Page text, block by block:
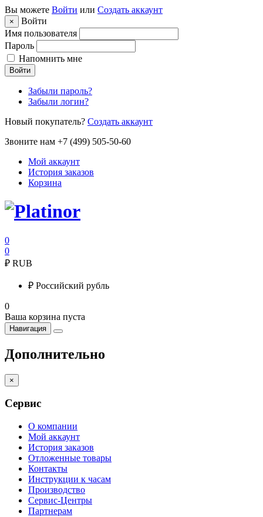
Вы можете Войти или Создать аккаунт
×
Войти
Имя пользователя
Пароль
Напомнить мне
Войти
Забыли пароль?
Забыли логин?
Новый покупатель? Создать аккаунт
Звоните нам +7 (499) 505-50-60
Мой аккаунт
История заказов
Корзина
0
0
₽ RUB
₽ Российский рубль
0
Ваша корзина пуста
Навигация
Дополнительно
×
Сервис
О компании
Мой аккаунт
История заказов
Отложенные товары
Контакты
Инструкции к часам
Производство
Сервис-Центры
Партнерам